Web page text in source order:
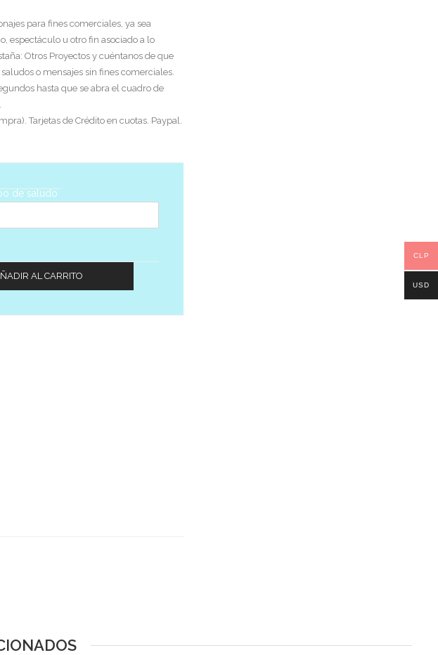
para fines comerciales, ya sea
espectáculo u otro fin asociado a lo
Otros Proyectos y cuéntanos de que
o mensajes sin fines comerciales.
hasta que se abra el cuadro de
Tarjetas de Crédito en cuotas. Paypal.
de saludo
AL CARRITO
CLP
USD